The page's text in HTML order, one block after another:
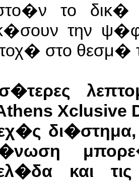
το
την
στο θεσμ�
Xclusive
και